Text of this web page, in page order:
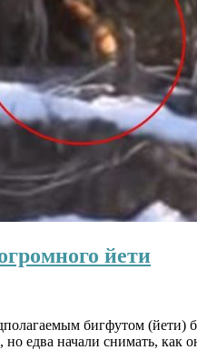
йети
бигфутом (йети)
едва начали снимать, как